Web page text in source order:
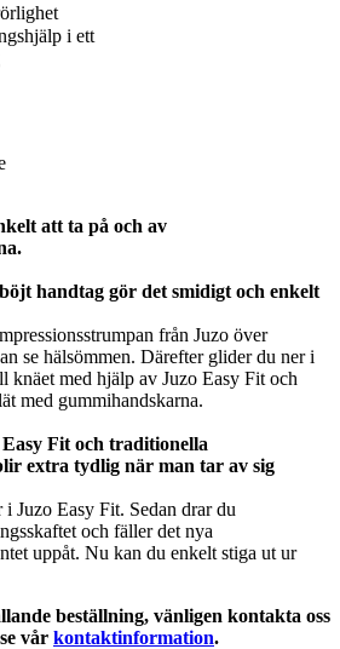
i ett
att ta på och av
handtag gör det smidigt och enkelt
från Juzo över
se hälsömmen. Därefter glider du ner i
knäet med hjälp av Juzo Easy Fit och
med gummihandskarna.
Fit och traditionella
extra tydlig när man tar av sig
Juzo Easy Fit. Sedan drar du
och fäller det nya
uppåt. Nu kan du enkelt stiga ut ur
beställning, vänligen kontakta oss
vår kontaktinformation.